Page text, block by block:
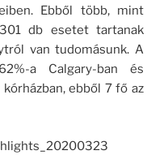
Ebből több, mint
db esetet tartanak
van tudomásunk. A
a Calgary-ban és
ebből 7 fő az